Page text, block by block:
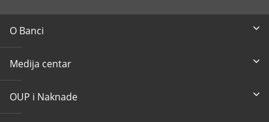
O Banci
Medija centar
OUP i Naknade